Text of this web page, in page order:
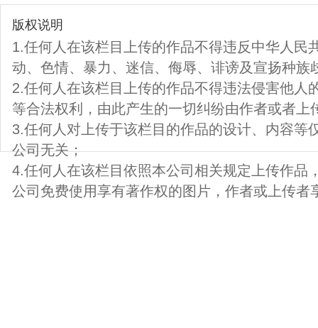
版权说明
1.任何人在该栏目上传的作品不得违反中华人民
动、色情、暴力、迷信、侮辱、诽谤及宣扬种族
2.任何人在该栏目上传的作品不得违法侵害他人
等合法权利，由此产生的一切纠纷由作者或者上
3.任何人对上传于该栏目的作品的设计、内容等
公司无关；
4.任何人在该栏目依照本公司相关规定上传作品
公司免费使用享有著作权的图片，作者或上传者